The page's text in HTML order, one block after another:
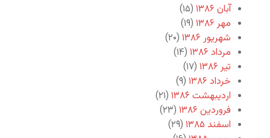
آبان ۱۳۸۶
(۱۵)
مهر ۱۳۸۶
(۱۹)
شهریور ۱۳۸۶
(۲۰)
مرداد ۱۳۸۶
(۱۴)
تیر ۱۳۸۶
(۱۷)
خرداد ۱۳۸۶
(۹)
اردیبهشت ۱۳۸۶
(۲۱)
فروردین ۱۳۸۶
(۲۳)
اسفند ۱۳۸۵
(۲۹)